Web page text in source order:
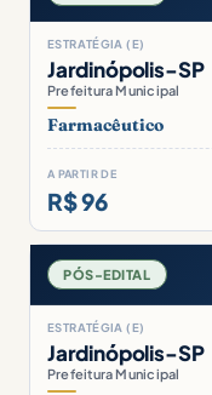
ESTRATÉGIA (E)
Jardinópolis-SP
Prefeitura Municipal
Farmacêutico
A PARTIR DE
R$ 96
PÓS-EDITAL
ESTRATÉGIA (E)
Jardinópolis-SP
Prefeitura Municipal